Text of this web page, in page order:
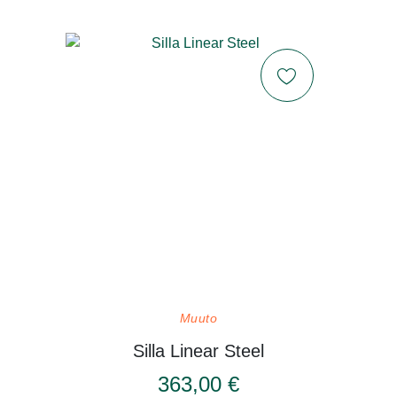
Muuto
Silla Linear Steel
363,00 €